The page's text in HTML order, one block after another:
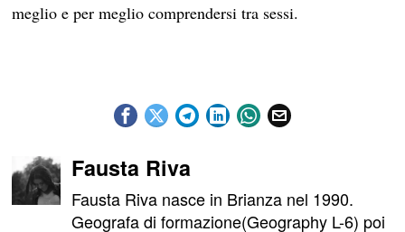
meglio e per meglio comprendersi tra sessi.
Fausta Riva
Fausta Riva nasce in Brianza nel 1990.
Geografa di formazione(Geography L-6) poi